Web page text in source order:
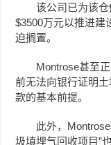
该公司已为该
$3500万元以推进建
迫搁置。
Montrose甚至
前无法向银行证明
款的基本前提。
此外，
圾填埋气回收项目”